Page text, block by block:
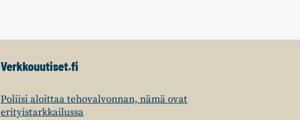
Verkkouutiset.fi
Poliisi aloittaa tehovalvonnan, nämä ovat
erityistarkkailussa